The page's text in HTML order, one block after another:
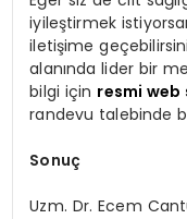
iyileştirmek
iletişime
alanında lider bir
bilgi için resmi web
randevu talebinde
Sonuç
Uzm. Dr. Ecem